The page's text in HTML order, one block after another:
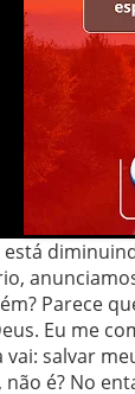
Parece
Eu me
salvar
não é? No